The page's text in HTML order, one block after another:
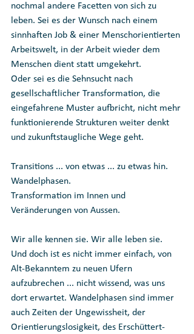
nochmal andere Facetten von sich zu
leben. Sei es der Wunsch nach einem
sinnhaften Job & einer Menschorientierten
Arbeitswelt, in der Arbeit wieder dem
Menschen dient statt umgekehrt.
Oder sei es die Sehnsucht nach
gesellschaftlicher Transformation, die
eingefahrene Muster aufbricht, nicht mehr
funktionierende Strukturen weiter denkt
und zukunftstaugliche Wege geht.
Transitions ... von etwas ... zu etwas hin.
Wandelphasen.
Transformation im Innen und
Veränderungen von Aussen.
Wir alle kennen sie. Wir alle leben sie.
Und doch ist es nicht immer einfach, von
Alt-Bekanntem zu neuen Ufern
aufzubrechen ... nicht wissend, was uns
dort erwartet. Wandelphasen sind immer
auch Zeiten der Ungewissheit, der
Orientierungslosigkeit, des Erschüttert-